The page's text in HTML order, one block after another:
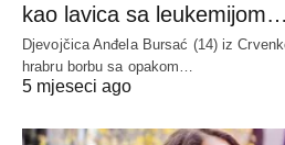
kao lavica sa leukemijom…
Djevojčica Anđela Bursać (14) iz
hrabru borbu sa opakom…
5 mjeseci ago